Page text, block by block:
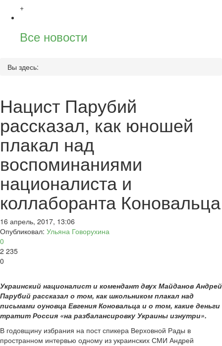
+
Все новости
Вы здесь:
Нацист Парубий
рассказал, как юношей
плакал над
воспоминаниями
националиста и
коллаборанта Коновальца
16 апрель, 2017, 13:06
Опубликовал: Ульяна Говорухина
0
2 235
0
Украинский националист и комендант двух Майданов Андрей
Парубий рассказал о том, как школьником плакал над
письмами оуновца Евгения Коновальца и о том, какие деньги
тратит Россия «на разбалансировку Украины изнутри».
В годовщину избрания на пост спикера Верховной Рады в
пространном интервью одному из украинских СМИ Андрей